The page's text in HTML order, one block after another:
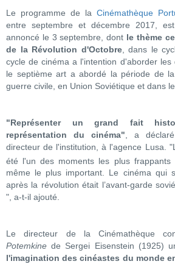
Le programme de la Cinémathèque
entre septembre et décembre 2017,
annoncé le 3 septembre, dont le thème
de la Révolution d'Octobre, dans le
cycle de cinéma a l'intention d'aborder les
le septième art a abordé la période de
guerre civile, en Union Soviétique et dans
"Représenter un grand fait
représentation du cinéma" , a
directeur de l'institution, à l'agence Lusa.
été l'un des moments les plus frappants
même le plus important. Le cinéma qui
après la révolution était l’avant-garde
", a-t-il ajouté.
Le directeur de la Cinémathèque
Potemkine de Sergei Eisenstein (1925)
l'imagination des cinéastes du monde